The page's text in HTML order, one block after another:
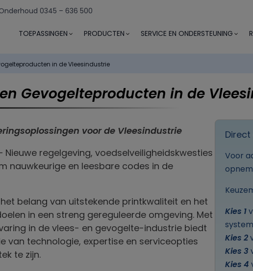
0345 – 636 500
TOEPASSINGEN PRODUCTEN SERVICE EN ONDERSTEUNING
in de Vleesindustrie
Gevogelteproducten in de
voor de Vleesindustrie
regelgeving, voedselveiligheidskwesties
nauwkeurige en leesbare codes in de
belang van uitstekende printkwaliteit en het
in een streng gereguleerde omgeving. Met
in de vlees- en gevogelte-industrie biedt
van technologie, expertise en serviceopties
te zijn.
Voor
Kies 1
Kies 2
Kies 3
Kies 4